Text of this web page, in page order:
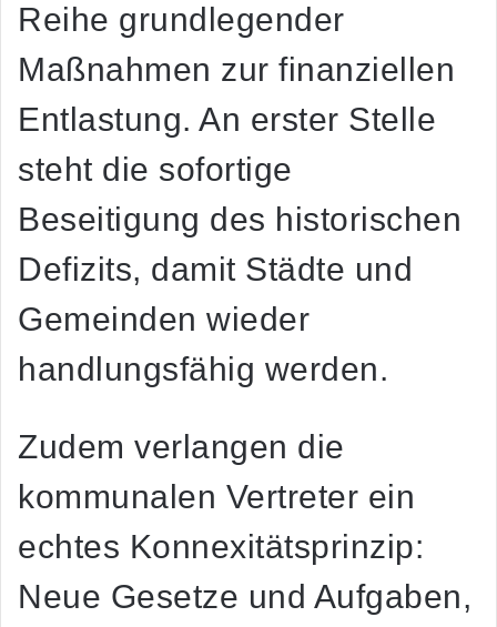
Reihe grundlegender
Maßnahmen zur finanziellen
Entlastung. An erster Stelle
steht die sofortige
Beseitigung des historischen
Defizits, damit Städte und
Gemeinden wieder
handlungsfähig werden.
Zudem verlangen die
kommunalen Vertreter ein
echtes Konnexitätsprinzip:
Neue Gesetze und Aufgaben,